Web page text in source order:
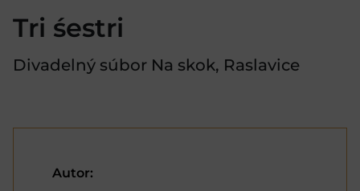
Tri śestri
Divadelný súbor Na skok, Raslavice
Autor: